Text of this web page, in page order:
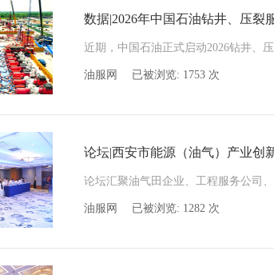
数据|2026年中国石油钻井、压裂
油服网 已被浏览: 1753次
论坛|西安市能源（油气）产业创
油服网 已被浏览: 1282 次